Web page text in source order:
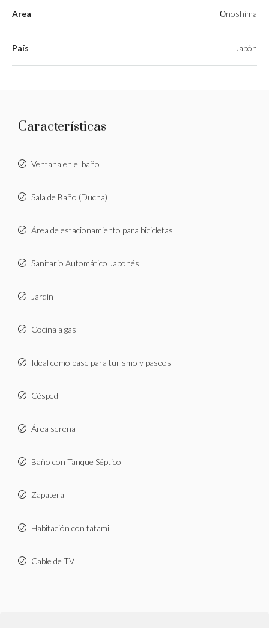
Area Ōnoshima
País Japón
Características
Ventana en el baño
Sala de Baño (Ducha)
Área de estacionamiento para bicicletas
Sanitario Automático Japonés
Jardín
Cocina a gas
Ideal como base para turismo y paseos
Césped
Área serena
Baño con Tanque Séptico
Zapatera
Habitación con tatami
Cable de TV